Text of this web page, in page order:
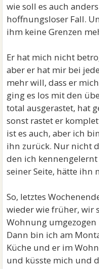
wie soll es auch
hoffnungsloser Fall.
ihm keine Grenzen
Er hat mich nicht
aber er hat mir bei
mehr will, dass er
ging es los mit den
total ausgerastet, hat
sonst rastet er
ist es auch, aber ich
ihn zurück. Nur nicht
den ich
seiner Seite, hätte ihn
So, letztes
wieder wie früher, wir
Wohnung
Dann bin ich am
Küche und er im
und küsste mich und